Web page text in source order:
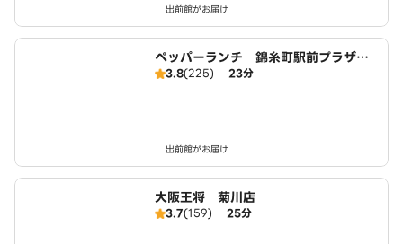
出前館がお届け
ペッパーランチ 錦糸町駅前プラザビ
ル店
3.8(225) 23分
出前館がお届け
大阪王将 菊川店
3.7(159) 25分